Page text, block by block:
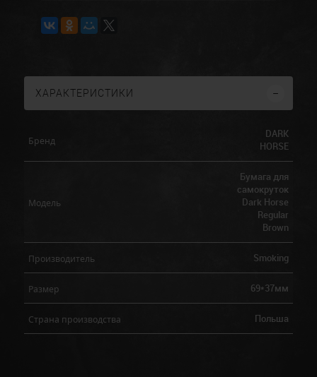
ХАРАКТЕРИСТИКИ
Бренд
DARK
HORSE
Модель
Бумага для
самокруток
Dark Horse
Regular
Brown
Производитель Smoking
Размер 69*37мм
Страна производства Польша